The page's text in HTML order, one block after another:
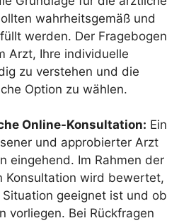
wahrheitsgemäß und
werden. Der Fragebogen
Arzt, Ihre individuelle
zu verstehen und die
Option zu wählen.
Online-Konsultation: Ein
und approbierter Arzt
eingehend. Im Rahmen der
Konsultation wird bewertet,
geeignet ist und ob
vorliegen. Bei Rückfragen